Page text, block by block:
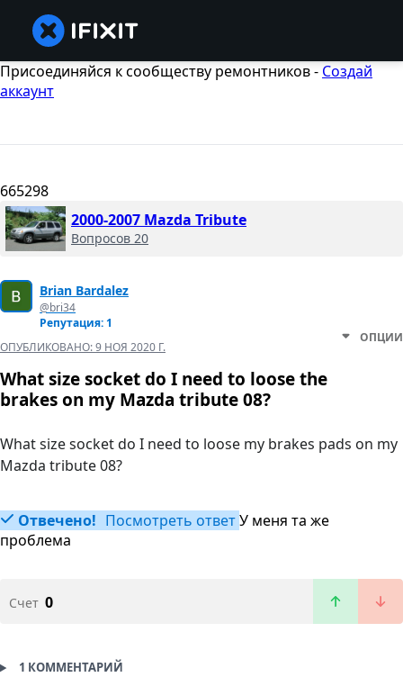
Присоединяйся к сообществу ремонтников - Создай
аккаунт
665298
2000-2007 Mazda Tribute
Вопросов 20
Brian Bardalez
@bri34
Репутация: 1
ОПУБЛИКОВАНО:9 НОЯ 2020 Г.
ОПЦИИ
What size socket do I need to loose the
brakes on my Mazda tribute 08?
What size socket do I need to loose my brakes pads on my
Mazda tribute 08?
Отвечено! Посмотреть ответУ меня та же
проблема
Счет 0
1 КОММЕНТАРИЙ